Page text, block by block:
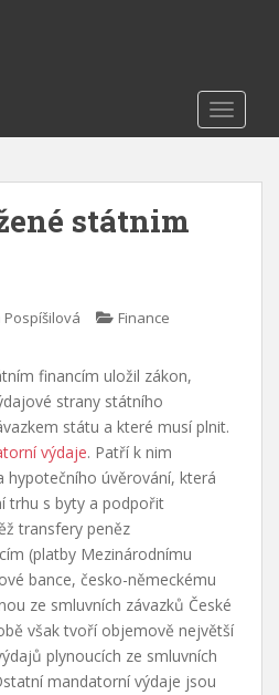
státnim
Pospíšilová Finance
financím uložil zákon,
strany státního
státu a které musí plnit.
výdaje. Patří k nim
hypotečního úvěrování, která
trhu s byty a podpořit
transfery peněz
(platby Mezinárodnímu
bance, česko-německému
ze smluvních závazků České
však tvoří objemově největší
plynoucích ze smluvních
mandatorní výdaje jsou